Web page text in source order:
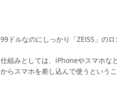
o
99ドルなのにしっかり「ZEISS」のロ
仕組みとしては、iPhoneやスマホな
からスマホを差し込んで使うというこ